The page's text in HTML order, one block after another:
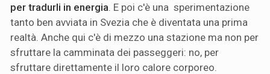
per tradurli in energia . E poi c'è una sperimentazione
tanto ben avviata in Svezia che è diventata una prima
realtà. Anche qui c'è di mezzo una stazione ma non per
sfruttare la camminata dei passeggeri: no, per
sfruttare direttamente il loro calore corporeo.